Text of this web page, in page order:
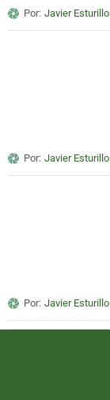
Por: Javier Esturillo
Por: Javier Esturillo
Por: Javier Esturillo